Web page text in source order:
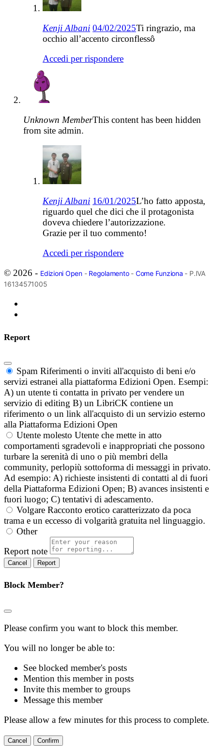
Kenji Albani 04/02/2025Ti ringrazio, ma
occhio all’accento circonflessô
Accedi per rispondere
Unknown MemberThis content has been hidden
from site admin.
Kenji Albani 16/01/2025L’ho fatto apposta,
riguardo quel che dici che il protagonista
doveva chiedere l’autorizzazione.
Grazie per il tuo commento!
Accedi per rispondere
© 2026 - Edizioni Open- Regolamento- Come Funziona - P.IVA
16134571005
Report
Spam Riferimenti o inviti all'acquisto di beni e/o
servizi estranei alla piattaforma Edizioni Open. Esempi:
A) un utente ti contatta in privato per vendere un
servizio di editing B) un LibriCK contiene un
riferimento o un link all'acquisto di un servizio esterno
alla Piattaforma Edizioni Open
Utente molesto Utente che mette in atto
comportamenti sgradevoli e inappropriati che possono
turbare la serenità di uno o più membri della
community, perlopiù sottoforma di messaggi in privato.
Ad esempio: A) richieste insistenti di contatti al di fuori
della Piattaforma Edizioni Open; B) avances insistenti e
fuori luogo; C) tentativi di adescamento.
Volgare Racconto erotico caratterizzato da poca
trama e un eccesso di volgarità gratuita nel linguaggio.
Other
Report note
Report
Block Member?
Please confirm you want to block this member.
You will no longer be able to:
See blocked member's posts
Mention this member in posts
Invite this member to groups
Message this member
Please allow a few minutes for this process to complete.
Confirm